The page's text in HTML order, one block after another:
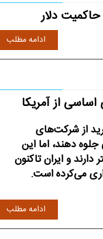
حاکمیت دلار
ادامه مطلب
اساسی از آمریکا
از شرکت‌های
جلوه دهند، اما این
و ایران تاکنون
می‌کرده است.
ادامه مطلب